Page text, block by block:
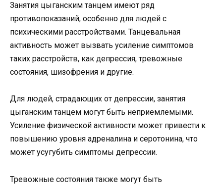
Занятия цыганским танцем имеют ряд
противопоказаний, особенно для людей с
психическими расстройствами. Танцевальная
активность может вызвать усиление симптомов
таких расстройств, как депрессия, тревожные
состояния, шизофрения и другие.
Для людей, страдающих от депрессии, занятия
цыганским танцем могут быть неприемлемыми.
Усиление физической активности может привести к
повышению уровня адреналина и серотонина, что
может усугубить симптомы депрессии.
Тревожные состояния также могут быть